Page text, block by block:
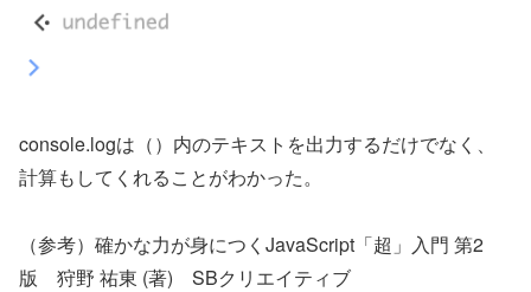
console.logは（）内のテキストを出力するだけでなく、
計算もしてくれることがわかった。
（参考）確かな力が身につくJavaScript「超」入門 第2
版 狩野 祐東 (著) SBクリエイティブ